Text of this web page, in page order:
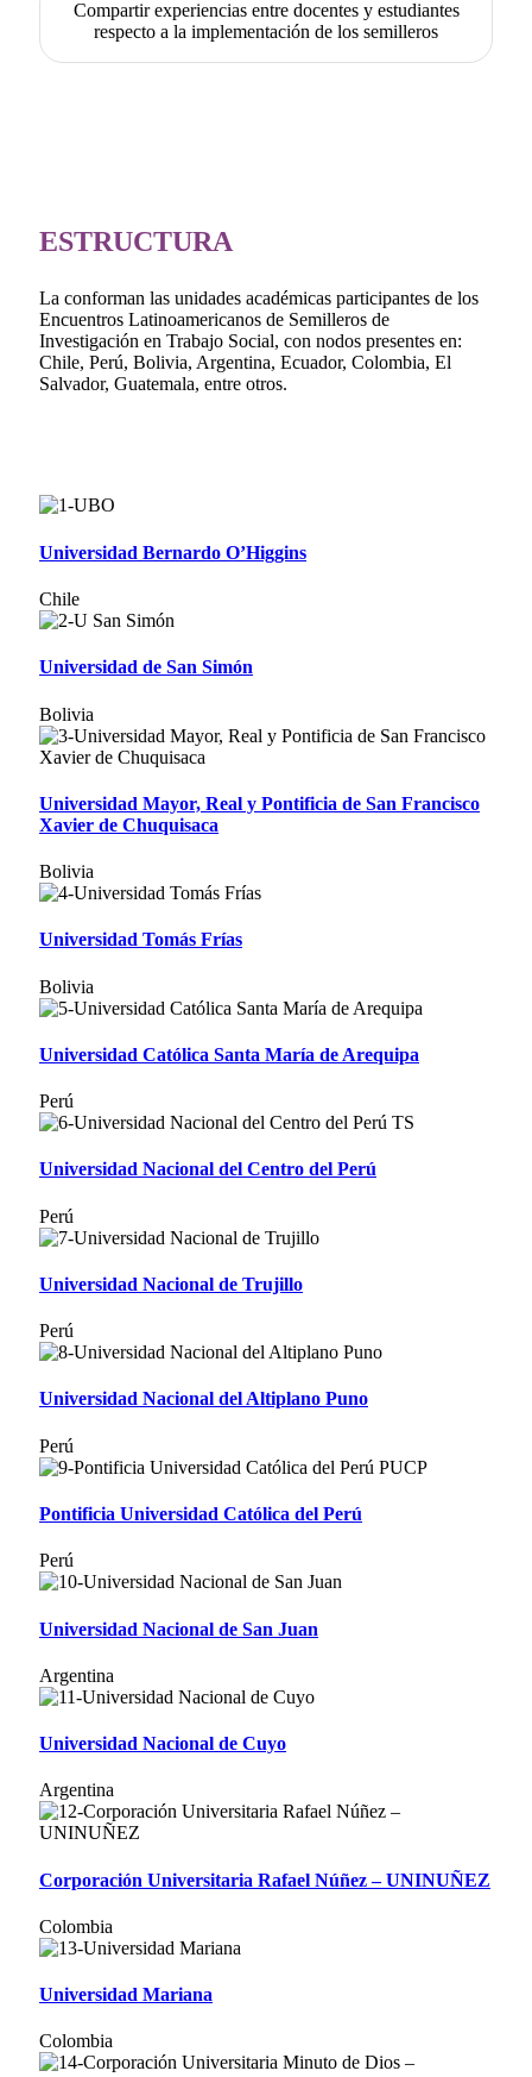
Compartir experiencias entre docentes y estudiantes
respecto a la implementación de los semilleros
ESTRUCTURA
La conforman las unidades académicas participantes de los
Encuentros Latinoamericanos de Semilleros de
Investigación en Trabajo Social, con nodos presentes en:
Chile, Perú, Bolivia, Argentina, Ecuador, Colombia, El
Salvador, Guatemala, entre otros.
Universidad Bernardo O’Higgins
Chile
Universidad de San Simón
Bolivia
Universidad Mayor, Real y Pontificia de San Francisco
Xavier de Chuquisaca
Bolivia
Universidad Tomás Frías
Bolivia
Universidad Católica Santa María de Arequipa
Perú
Universidad Nacional del Centro del Perú
Perú
Universidad Nacional de Trujillo
Perú
Universidad Nacional del Altiplano Puno
Perú
Pontificia Universidad Católica del Perú
Perú
Universidad Nacional de San Juan
Argentina
Universidad Nacional de Cuyo
Argentina
Corporación Universitaria Rafael Núñez – UNINUÑEZ
Colombia
Universidad Mariana
Colombia